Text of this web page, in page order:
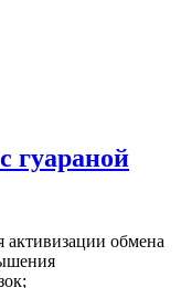
гуараной
активизации обмена